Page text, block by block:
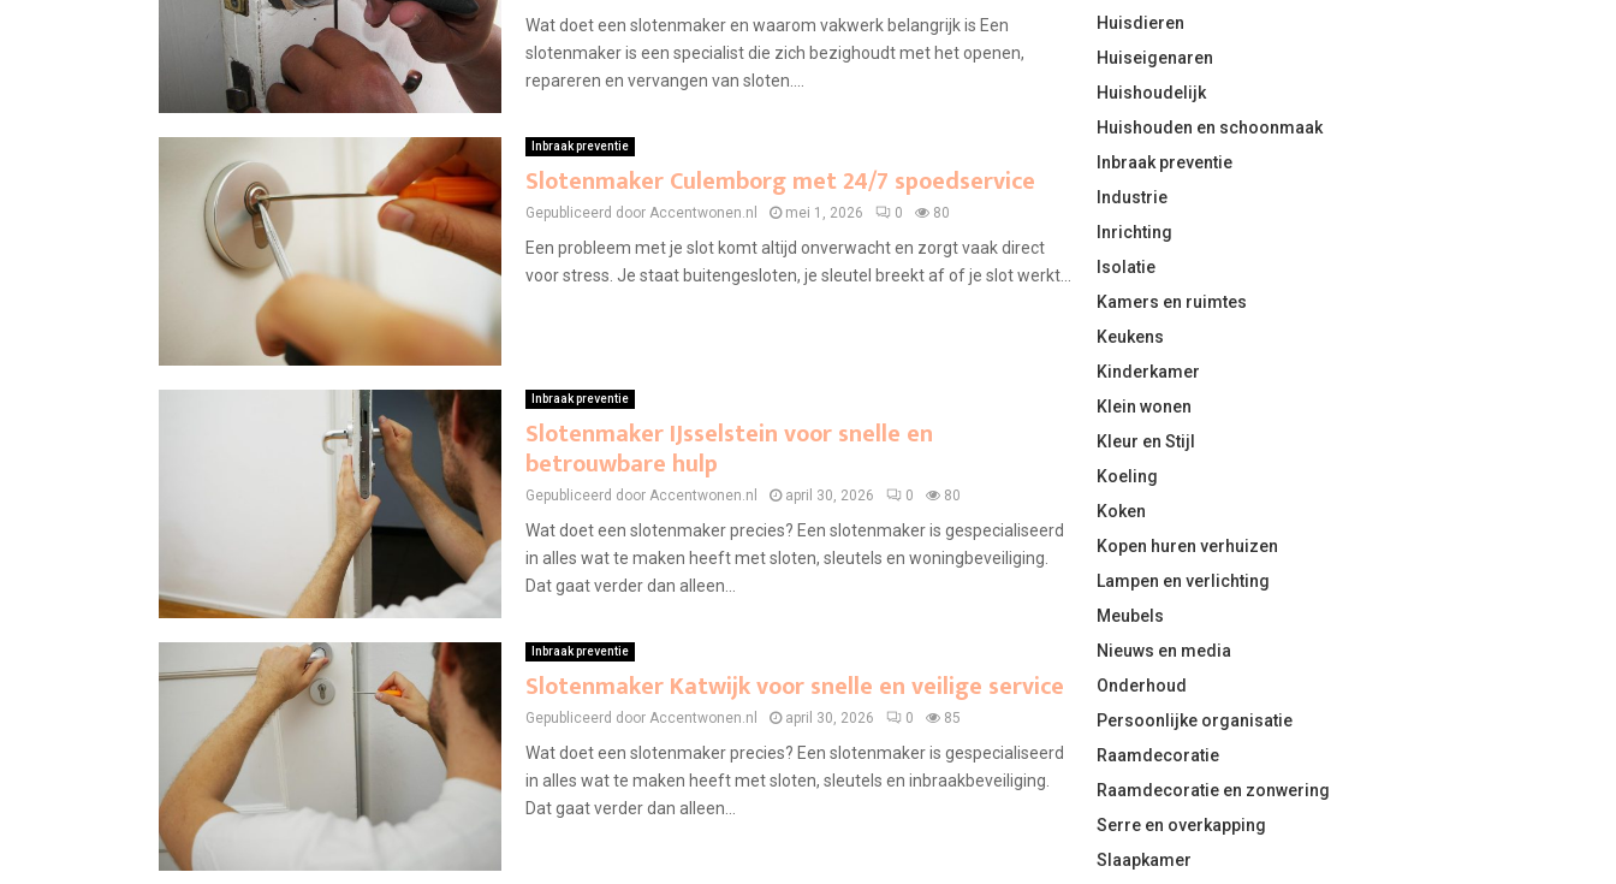
Wat doet een slotenmaker en waarom vakwerk belangrijk is Een
slotenmaker is een specialist die zich bezighoudt met het openen,
repareren en vervangen van sloten....
Inbraak preventie
Slotenmaker Culemborg met 24/7 spoedservice
Gepubliceerd door Accentwonen.nl mei 1, 2026 0 80
Een probleem met je slot komt altijd onverwacht en zorgt vaak direct
voor stress. Je staat buitengesloten, je sleutel breekt af of je slot werkt...
Inbraak preventie
Slotenmaker IJsselstein voor snelle en
betrouwbare hulp
Gepubliceerd door Accentwonen.nl april 30, 2026 0 80
Wat doet een slotenmaker precies? Een slotenmaker is gespecialiseerd
in alles wat te maken heeft met sloten, sleutels en woningbeveiliging.
Dat gaat verder dan alleen...
Inbraak preventie
Slotenmaker Katwijk voor snelle en veilige service
Gepubliceerd door Accentwonen.nl april 30, 2026 0 85
Wat doet een slotenmaker precies? Een slotenmaker is gespecialiseerd
in alles wat te maken heeft met sloten, sleutels en inbraakbeveiliging.
Dat gaat verder dan alleen...
Huisdieren
Huiseigenaren
Huishoudelijk
Huishouden en schoonmaak
Inbraak preventie
Industrie
Inrichting
Isolatie
Kamers en ruimtes
Keukens
Kinderkamer
Klein wonen
Kleur en Stijl
Koeling
Koken
Kopen huren verhuizen
Lampen en verlichting
Meubels
Nieuws en media
Onderhoud
Persoonlijke organisatie
Raamdecoratie
Raamdecoratie en zonwering
Serre en overkapping
Slaapkamer